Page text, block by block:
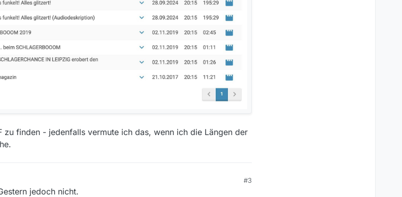
zu finden - jedenfalls vermute ich das, wenn ich die Längen der
#3
jedoch nicht.